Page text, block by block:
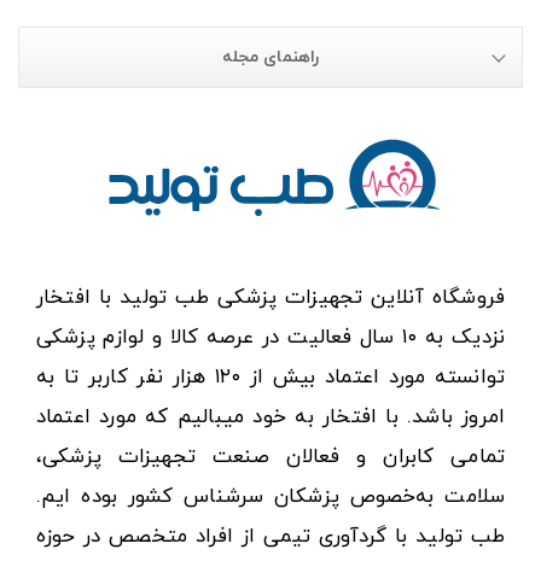
راهنمای مجله
فروشگاه آنلاین تجهیزات پزشکی طب تولید با افتخار
نزدیک به ۱۰ سال فعالیت در عرصه کالا و لوازم پزشکی
توانسته مورد اعتماد بیش از ۱۲۰ هزار نفر کاربر تا به
امروز باشد. با افتخار به خود میبالیم که مورد اعتماد
تمامی کابران و فعالان صنعت تجهیزات پزشکی،
سلامت به‌خصوص پزشکان سرشناس کشور بوده ایم.
طب تولید با گردآوری تیمی از افراد متخصص در حوزه